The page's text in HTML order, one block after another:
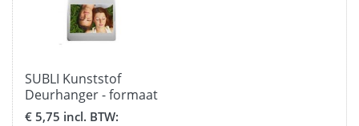
SUBLI Kunststof
Deurhanger - formaat
10 x 23 cm.
€ 5,75 incl. BTW: